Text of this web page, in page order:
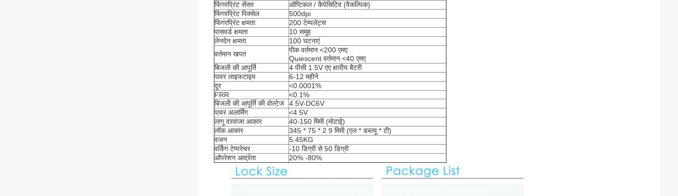
फिंगरप्रिंट सेंसर
ऑप्टिकल / कैपेसिटिव (वैकल्पिक)
फिंगरप्रिंट पिक्सेल
500dpi
फिंगरप्रिंट क्षमता
200 टेम्पलेट्स
पासवर्ड क्षमता
10 समूह
लेनदेन क्षमता
100 घटनाएं
वर्तमान खपत
पीक वर्तमान <200 एमए
Quiescent वर्तमान <40 एमए
बिजली की आपूर्ति
4 पीसी 1.5V एए क्षारीय बैटरी
पावर लाइफटाइम
6-12 महीने
दूर
<0.0001%
FRR
<0.1%
बिजली की आपूर्ति की वोल्टेज
4.5V-DC6V
पावर अलार्मिंग
<4.5V
लागू दरवाजा आकार
40-150 मिमी (मोटाई)
लॉक आकार
345 * 75 * 2 9 मिमी (एल * डब्ल्यू * टी)
वजन
5.45KG
वर्किंग टेम्परेचर
-10 डिग्री से 50 डिग्री
ऑपरेशन आर्द्रता
20% -80%